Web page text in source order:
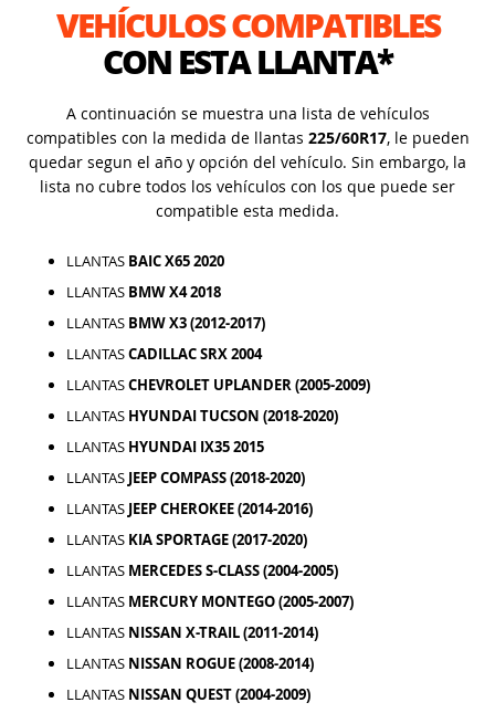
VEHÍCULOS COMPATIBLES
CON ESTA LLANTA*
A continuación se muestra una lista de vehículos
compatibles con la medida de llantas 225/60R17, le pueden
quedar segun el año y opción del vehículo. Sin embargo, la
lista no cubre todos los vehículos con los que puede ser
compatible esta medida.
LLANTAS BAIC X65 2020
LLANTAS BMW X4 2018
LLANTAS BMW X3 (2012-2017)
LLANTASCADILLAC SRX 2004
LLANTASCHEVROLET UPLANDER (2005-2009)
LLANTAS HYUNDAI TUCSON (2018-2020)
LLANTAS HYUNDAI IX35 2015
LLANTAS JEEP COMPASS (2018-2020)
LLANTAS JEEP CHEROKEE (2014-2016)
LLANTAS KIA SPORTAGE (2017-2020)
LLANTAS MERCEDES S-CLASS (2004-2005)
LLANTAS MERCURY MONTEGO (2005-2007)
LLANTAS NISSAN X-TRAIL (2011-2014)
LLANTAS NISSAN ROGUE (2008-2014)
LLANTAS NISSAN QUEST (2004-2009)